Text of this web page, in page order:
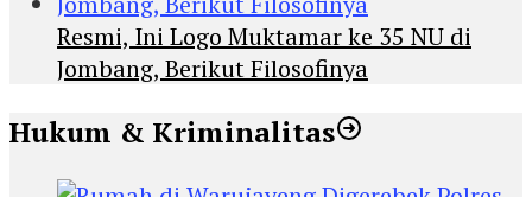
Resmi, Ini Logo Muktamar ke 35 NU di
Jombang, Berikut Filosofinya
Hukum & Kriminalitas